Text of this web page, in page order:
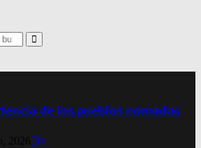
Search
de los pueblos nómadas
2026 0